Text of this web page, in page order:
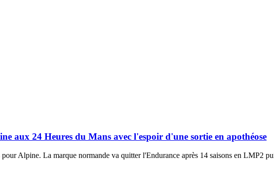
aux 24 Heures du Mans avec l'espoir d'une sortie en apothéose
Alpine. La marque normande va quitter l'Endurance après 14 saisons en LMP2